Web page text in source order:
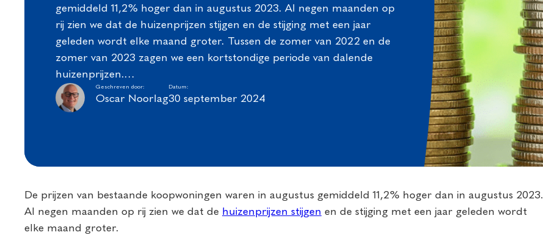
gemiddeld 11,2% hoger dan in augustus 2023. Al negen maanden op
rij zien we dat de huizenprijzen stijgen en de stijging met een jaar
geleden wordt elke maand groter. Tussen de zomer van 2022 en de
zomer van 2023 zagen we een kortstondige periode van dalende
huizenprijzen.…
Geschreven door:
Oscar Noorlag
Datum:
30 september 2024
De prijzen van bestaande koopwoningen waren in augustus gemiddeld 11,2% hoger dan in augustus 2023.
Al negen maanden op rij zien we dat de huizenprijzen stijgen en de stijging met een jaar geleden wordt
elke maand groter.